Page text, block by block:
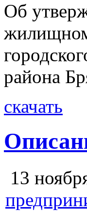
Об
жилищном
района
скачать
13